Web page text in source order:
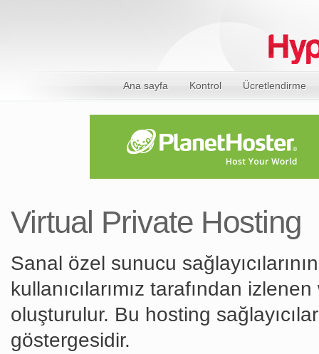
Ana sayfa Kontrol Ücretlendirme
Virtual Private Hosting
Sanal özel sunucu
kullanıcılarımız tarafından
oluşturulur. Bu hosting
göstergesidir.